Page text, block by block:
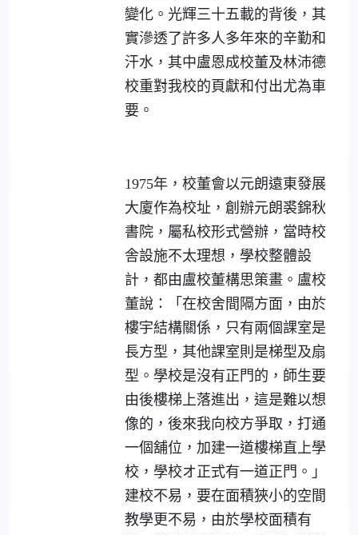
變化。光輝三十五載的背後，其
實滲透了許多人多年來的辛勤和
汗水，其中盧恩成校董及林沛德
校重對我校的頁獻和付出尤為車
要。
1975年，校董會以元朗遠東發展
大廈作為校址，創辦元朗裘錦秋
書院，屬私校形式營辦，當時校
舎設施不太理想，學校整體設
計，都由盧校董構思策畫。盧校
董說：「在校舍間隔方面，由於
樓宇結構關係，只有兩個課室是
長方型，其他課室則是梯型及扇
型。學校是沒有正門的，師生要
由後樓梯上落進出，這是難以想
像的，後來我向校方爭取，打通
一個舖位，加建一道樓梯直上學
校，學校オ正式有一道正門。」
建校不易，要在面積狹小的空間
教學更不易，由於學校面積有